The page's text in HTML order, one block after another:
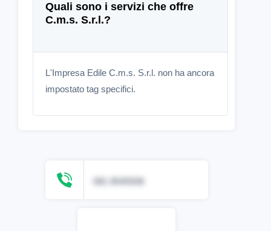
Quali sono i servizi che offre
C.m.s. S.r.l.?
L'Impresa Edile C.m.s. S.r.l. non ha ancora
impostato tag specifici.